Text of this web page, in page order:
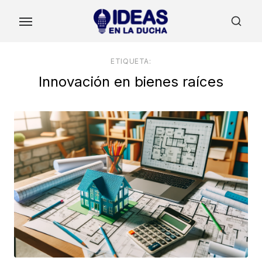
ETIQUETA:
Innovación en bienes raíces